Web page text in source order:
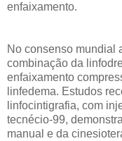
enfaixamento.
No consenso mundial
combinação da
enfaixamento
linfedema. Estudos
linfocintigrafia, com
tecnécio-99,
manual e da